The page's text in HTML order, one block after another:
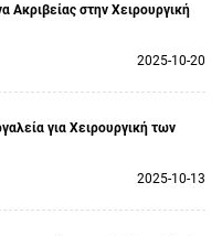
Ακριβείας στην Χειρουργική
2025-10-20
για Χειρουργική των
2025-10-13